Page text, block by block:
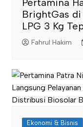
BrightGas di
LPG 3 Kg
Fahrul Hakim
Ekonomi & Bisnis